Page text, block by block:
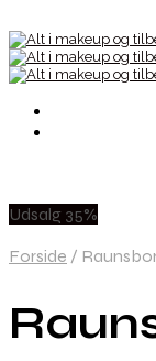
Udsalg 35%
Forside /